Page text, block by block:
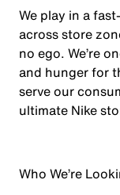
We play in a
across store
no ego. We’re
and hunger for
serve our
ultimate Nike
Who We’re